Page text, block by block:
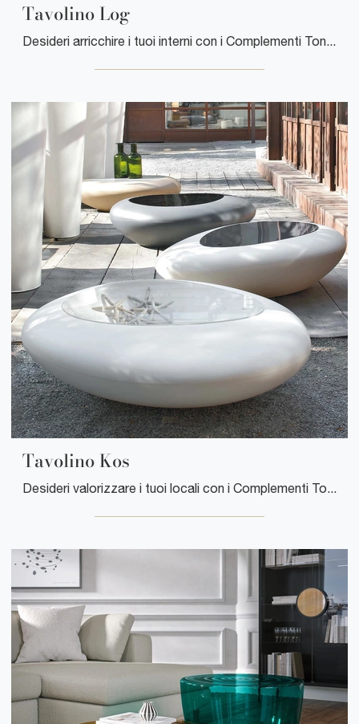
Tavolino Log
Desideri arricchire i tuoi interni con i Complementi Tonin Casa? Eccoti differenti modelli di tavolini in marmo come Tavolino Log.
Tavolino Kos
Desideri valorizzare i tuoi locali con i Complementi Tonin Casa? Ti presentiamo vari modelli di tavolini in plastica come Tavolino Kos.